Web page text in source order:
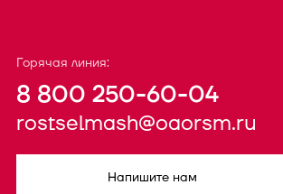
Горячая линия:
8 800 250-60-04
rostselmash@oaorsm.ru
Напишите нам